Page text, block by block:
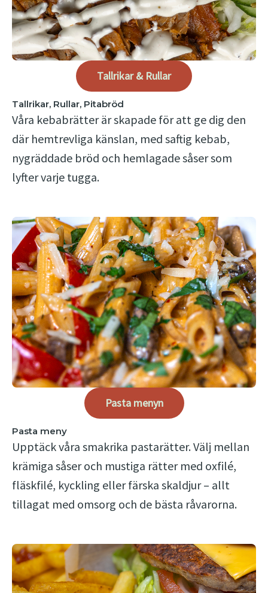
Tallrikar & Rullar
Tallrikar, Rullar, Pitabröd
Våra kebabrätter är skapade för att ge dig den
där hemtrevliga känslan, med saftig kebab,
nygräddade bröd och hemlagade såser som
lyfter varje tugga.
Pasta menyn
Pasta meny
Upptäck våra smakrika pastarätter. Välj mellan
krämiga såser och mustiga rätter med oxfilé,
fläskfilé, kyckling eller färska skaldjur – allt
tillagat med omsorg och de bästa råvarorna.